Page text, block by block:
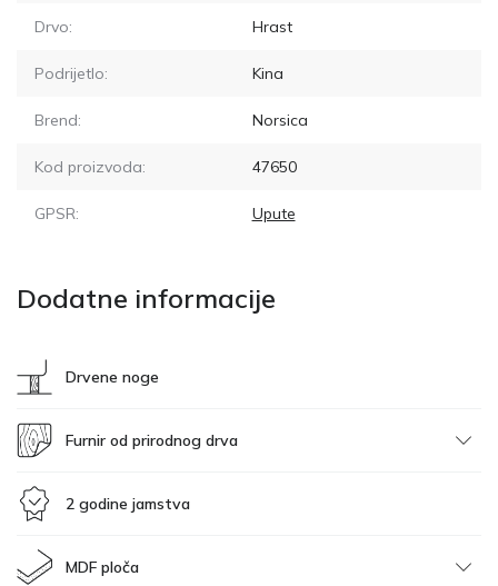
Drvo: Hrast
Podrijetlo: Kina
Brend: Norsica
Kod proizvoda: 47650
GPSR: Upute
Dodatne informacije
Drvene noge
Furnir od prirodnog drva
2 godine jamstva
MDF ploča